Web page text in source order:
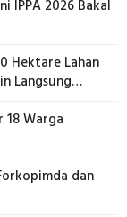
IPPA 2026 Bakal
Hektare Lahan
Langsung
Warga
dan